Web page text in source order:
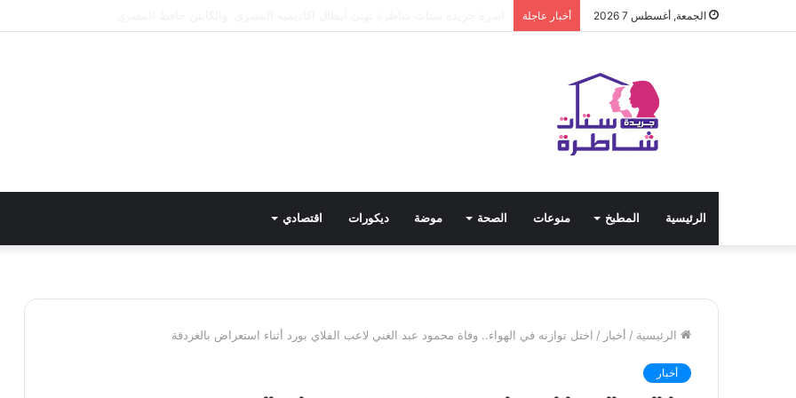
الجمعة, أغسطس 7 2026 أخبار عاجلة
الرئيسية المطبخ منوعات الصحة موضة ديكورات اقتصادي
الرئيسية / أخبار / اختل توازنه في الهواء.. وفاة محمود عبد الغني لاعب الفلاي بورد أثناء استعراض بالغردقة
أخبار